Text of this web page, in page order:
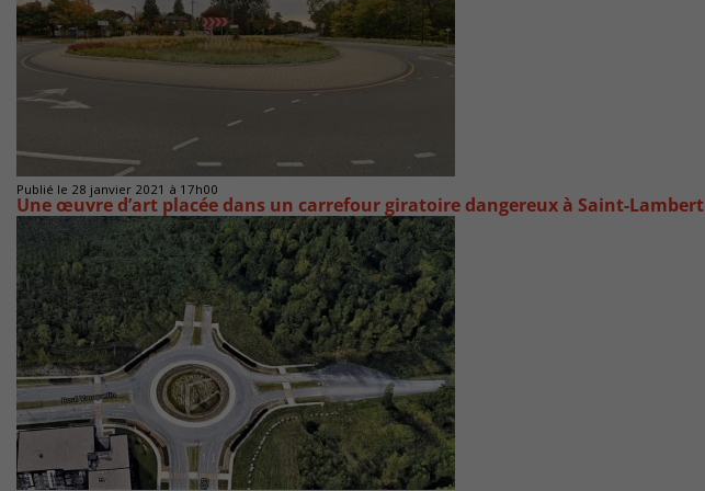
Publié le 28 janvier 2021 à 17h00
Une œuvre d’art placée dans un carrefour giratoire dangereux à Saint-Lambert